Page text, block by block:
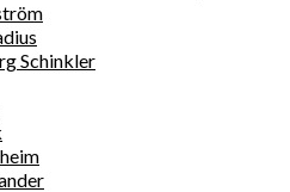
Schinkler